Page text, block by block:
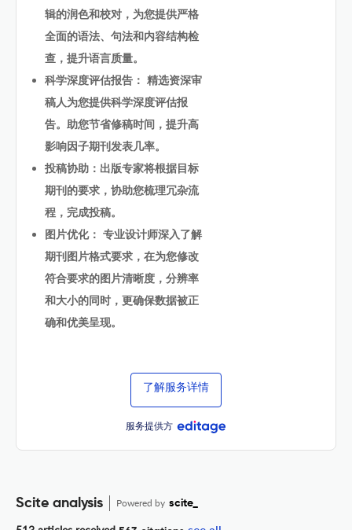
辑的润色和校对，为您提供严格
全面的语法、句法和内容结构检
查，提升语言质量。
科学深度评估报告： 精选资深审
稿人为您提供科学深度评估报
告。助您节省修稿时间，提升高
影响因子期刊发表几率。
投稿协助：出版专家将根据目标
期刊的要求，协助您梳理冗杂流
程，完成投稿。
图片优化： 专业设计师深入了解
期刊图片格式要求，在为您修改
符合要求的图片清晰度，分辨率
和大小的同时，更确保数据被正
确和优美呈现。
了解服务详情
服务提供方
Scite analysis Powered by scite_